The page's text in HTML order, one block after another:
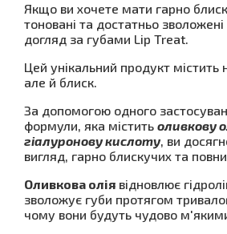
Якщо ви хочете мати гарно
тоновані та достатньо зволожені
догляд за губами Lip Treat.
Цей унікальний продукт містить
але й блиск.
За допомогою одного
формули, яка містить оливкову
гіалуронову кислоту, ви
вигляд, гарно блискучих та
Оливкова олія відновлює
зволожує губи протягом
чому вони будуть чудово